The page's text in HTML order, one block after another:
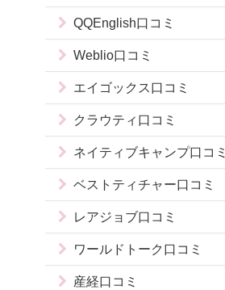
QQEnglish口コミ
Weblio口コミ
エイゴックス口コミ
クラウティ口コミ
ネイティブキャンプ口コミ
ベストティチャー口コミ
レアジョブ口コミ
ワールドトーク口コミ
産経口コミ